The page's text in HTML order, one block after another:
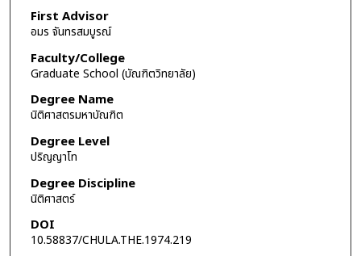
First Advisor
อมร จันทรสมบูรณ์
Faculty/College
Graduate School (บัณฑิตวิทยาลัย)
Degree Name
นิติศาสตรมหาบัณฑิต
Degree Level
ปริญญาโท
Degree Discipline
นิติศาสตร์
DOI
10.58837/CHULA.THE.1974.219